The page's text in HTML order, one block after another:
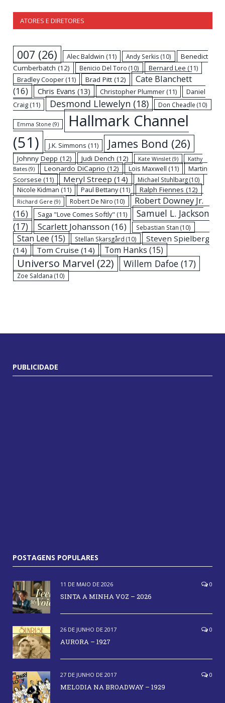
ATORES E DIRETORES
007 (26) Alec Baldwin (11) Andy Serkis (10)
Benedict
Cumberbatch (12) Benicio Del Toro (10) Bernard Lee (11)
Bradley Cooper(11) Brad Pitt(12)
Cate Blanchett
(16)
Chris Evans (13) Christopher Plummer(11)
Daniel
Craig(11) Desmond Llewelyn (18) Don Cheadle (10)
Emma Stone (9)
Hallmark Channel
(51)
J.K. Simmons (11) James Bond (26)
Johnny Depp (12) Judi Dench (12) Kate Winslet (9)
Kathy
Bates (9) Leonardo DiCaprio (12) Lois Maxwell (11)
Martin
Scorsese (11) Meryl Streep (14) Michael Stuhlbarg(10)
Nicole Kidman (11) Paul Bettany(11) Ralph Fiennes (12)
Richard Gere (9) Robert De Niro (10)
Robert Downey Jr.
(16)
Saga "Love Comes Softly" (11)
Samuel L. Jackson
(17)
Scarlett Johansson (16) Sebastian Stan (10)
Stan Lee (15) Stellan Skarsgård (10)
Steven Spielberg
(14)
Tom Cruise (14) Tom Hanks (15)
Universo Marvel (22) Willem Dafoe (17)
Zoe Saldana (10)
PUBLICIDADE
POSTAGENS POPULARES
11 DE MAIO DE 2026 0
SINTA A MINHA VOZ – 2026
26 DE JUNHO DE 2017 0
AURORA – 1927
27 DE JUNHO DE 2017 0
MELODIA NA BROADWAY – 1929